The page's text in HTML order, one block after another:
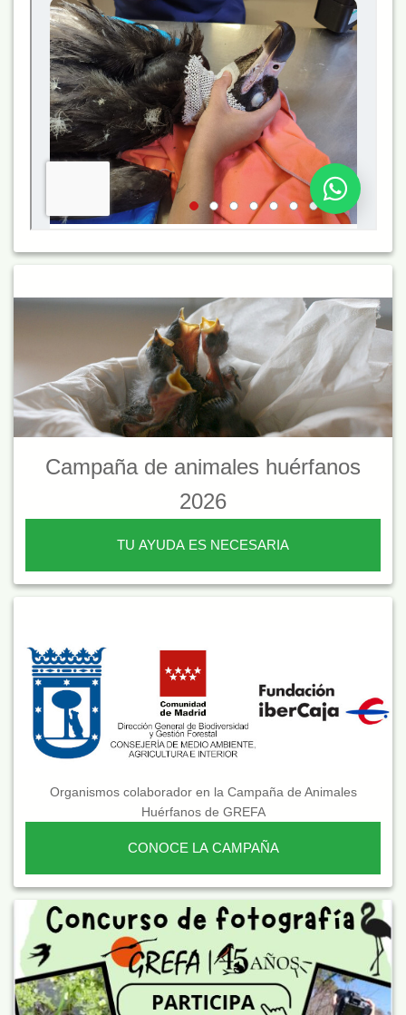
Campaña de animales huérfanos
2026
TU AYUDA ES NECESARIA
Organismos colaborador en la Campaña de Animales
Huérfanos de GREFA
CONOCE LA CAMPAÑA